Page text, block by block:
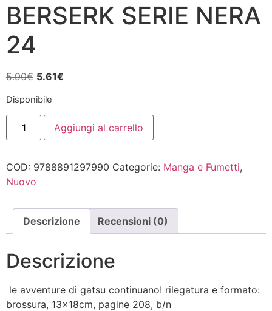
BERSERK SERIE NERA
24
5.90€ Il
originale
era:
5.90€.
5.61€
5.61€.
Disponibile
BERSERK
SERIE
NERA
Aggiungi al carrello
COD: 9788891297990 Categorie: Manga e Fumetti,
Nuovo
Descrizione Recensioni (0)
Descrizione
le avventure di gatsu continuano! rilegatura e formato:
brossura, 13x18cm, pagine 208, b/n